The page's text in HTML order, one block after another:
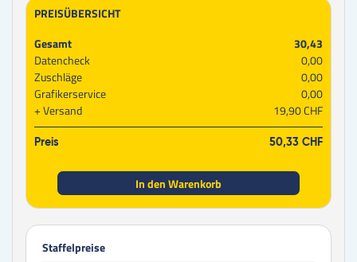
PREISÜBERSICHT
Gesamt
30,43
Datencheck
0,00
Zuschläge
0,00
Grafikerservice
0,00
Versand
19,90 CHF
Preis 50,33 CHF
In den Warenkorb
Staffelpreise